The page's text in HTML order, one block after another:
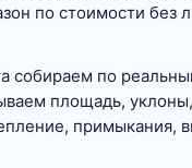
по стоимости без
собираем по
площадь,
примыкания,